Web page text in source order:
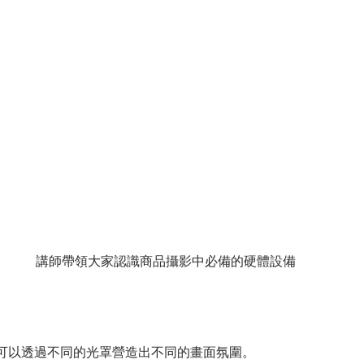
講師帶領大家認識商品攝影中必備的硬體設備
透過不同的光罩營造出不同的畫面氛圍。